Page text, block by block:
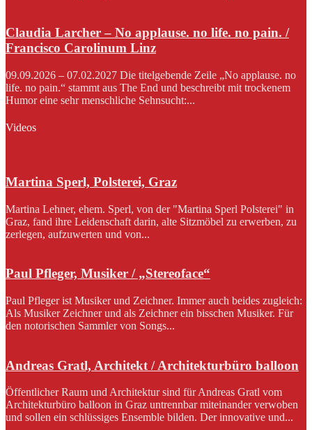
Claudia Larcher – No applause. no life. no pain. /
Francisco Carolinum Linz
09.09.2026 – 07.02.2027 Die titelgebende Zeile „No applause. no
life. no pain.“ stammt aus The End und beschreibt mit trockenem
Humor eine sehr menschliche Sehnsucht:...
Videos
Martina Sperl, Polsterei, Graz
Martina Lehner, ehem. Sperl, von der "Martina Sperl Polsterei" in
Graz, fand ihre Leidenschaft darin, alte Sitzmöbel zu erwerben, zu
zerlegen, aufzuwerten und von...
Paul Pfleger, Musiker / „Stereoface“
Paul Pfleger ist Musiker und Zeichner. Immer auch beides zugleich:
Als Musiker Zeichner und als Zeichner ein bisschen Musiker. Für
den notorischen Sammler von Songs...
Andreas Gratl, Architekt / Architekturbüro balloon
Öffentlicher Raum und Architektur sind für Andreas Gratl vom
Architekturbüro balloon in Graz untrennbar miteinander verwoben
und sollen ein schlüssiges Ensemble bilden. Der innovative und...